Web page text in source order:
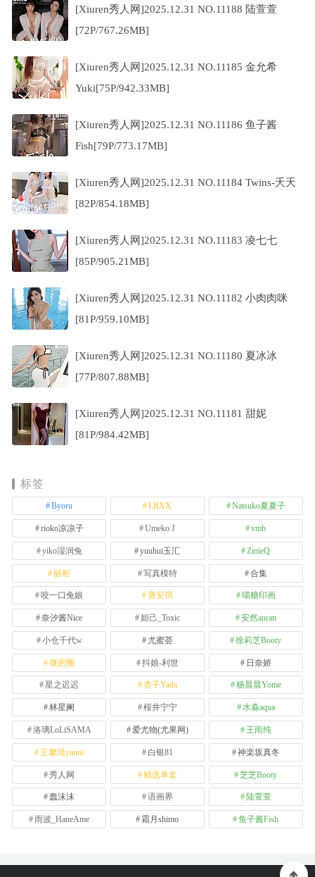
[Xiuren秀人网]2025.12.31 NO.11188 陆萱萱
[72P/767.26MB]
[Xiuren秀人网]2025.12.31 NO.11185 金允希
Yuki[75P/942.33MB]
[Xiuren秀人网]2025.12.31 NO.11186 鱼子酱
Fish[79P/773.17MB]
[Xiuren秀人网]2025.12.31 NO.11184 Twins-夭夭
[82P/854.18MB]
[Xiuren秀人网]2025.12.31 NO.11183 凌七七
[85P/905.21MB]
[Xiuren秀人网]2025.12.31 NO.11182 小肉肉咪
[81P/959.10MB]
[Xiuren秀人网]2025.12.31 NO.11180 夏冰冰
[77P/807.88MB]
[Xiuren秀人网]2025.12.31 NO.11181 甜妮
[81P/984.42MB]
标签
Byoru LRXX Natsuko夏夏子
rioko凉凉子 Umeko J vmb
yiko湿润兔 yuuhui玉汇 ZinieQ
丽柜 写真模特 合集
咬一口兔娘 唐安琪 喵糖印画
奈汐酱Nice 妲己_Toxic 安然anran
小仓千代w 尤蜜荟 徐莉芝Booty
微密圈 抖娘-利世 日奈娇
星之迟迟 杏子Yada 杨晨晨Yome
林星阑 桜井宁宁 水淼aqua
洛璃LoLiSAMA 爱尤物(尤果网) 王雨纯
王馨瑶yanni 白银81 神楽坂真冬
秀人网 精选单套 芝芝Booty
蠢沫沫 语画界 陆萱萱
雨波_HaneAme 霜月shimo 鱼子酱Fish